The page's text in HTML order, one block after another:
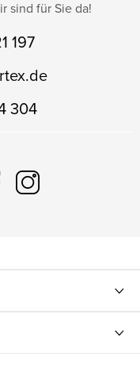
sind für Sie da!
197
304